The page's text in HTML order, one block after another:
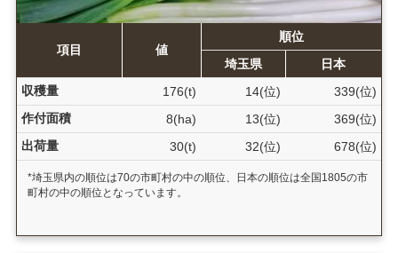
項目 値
順位
埼玉県
日本
収穫量
176(t) 14(位)
339(位)
作付面積
8(ha) 13(位)
369(位)
出荷量
30(t) 32(位) 678(位)
*埼玉県内の順位は70の市町村の中の順位、日本の順位は全国1805の市
町村の中の順位となっています。